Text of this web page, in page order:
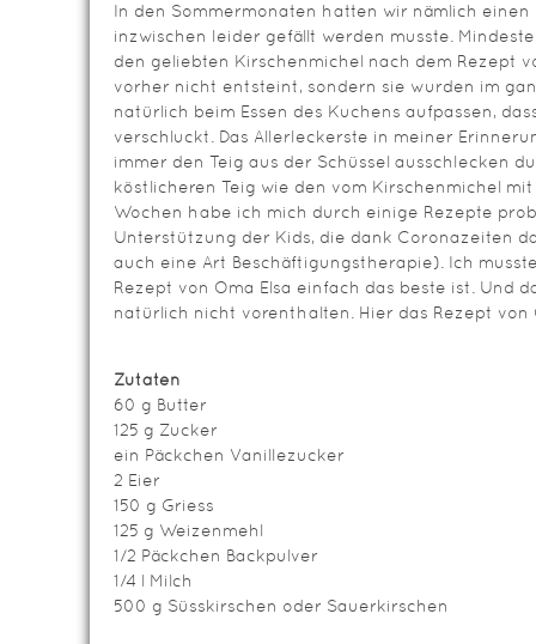
In den Sommermonaten hatten wir nämlich
inzwischen leider gefällt werden musste.
den geliebten Kirschenmichel nach dem Rezept
vorher nicht entsteint, sondern sie wurden im
natürlich beim Essen des Kuchens aufpassen,
verschluckt. Das Allerleckerste in meiner
immer den Teig aus der Schüssel ausschlecken
köstlicheren Teig wie den vom Kirschenmichel
Wochen habe ich mich durch einige Rezepte
Unterstützung der Kids, die dank Coronazeiten
auch eine Art Beschäftigungstherapie). Ich
Rezept von Oma Elsa einfach das beste ist. Und
natürlich nicht vorenthalten. Hier das Rezept von
Zutaten
60 g Butter
125 g Zucker
ein Päckchen Vanillezucker
2 Eier
150 g Griess
125 g Weizenmehl
1/2 Päckchen Backpulver
1/4 l Milch
500 g Süsskirschen oder Sauerkirschen